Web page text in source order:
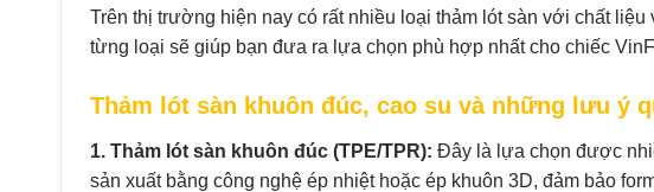
Trên thị trường hiện nay có rất nhiều loại thảm lót sàn với chất
từng loại sẽ giúp bạn đưa ra lựa chọn phù hợp nhất cho chiếc
Thảm lót sàn khuôn đúc, cao su và những lưu ý
1. Thảm lót sàn khuôn đúc (TPE/TPR): Đây là lựa chọn được
sản xuất bằng công nghệ ép nhiệt hoặc ép khuôn 3D, đảm bảo